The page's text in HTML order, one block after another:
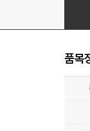
종이
품목